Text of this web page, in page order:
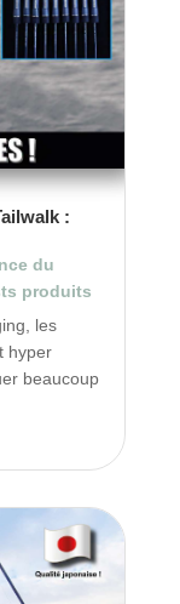
:
du
produits
les
hyper
beaucoup